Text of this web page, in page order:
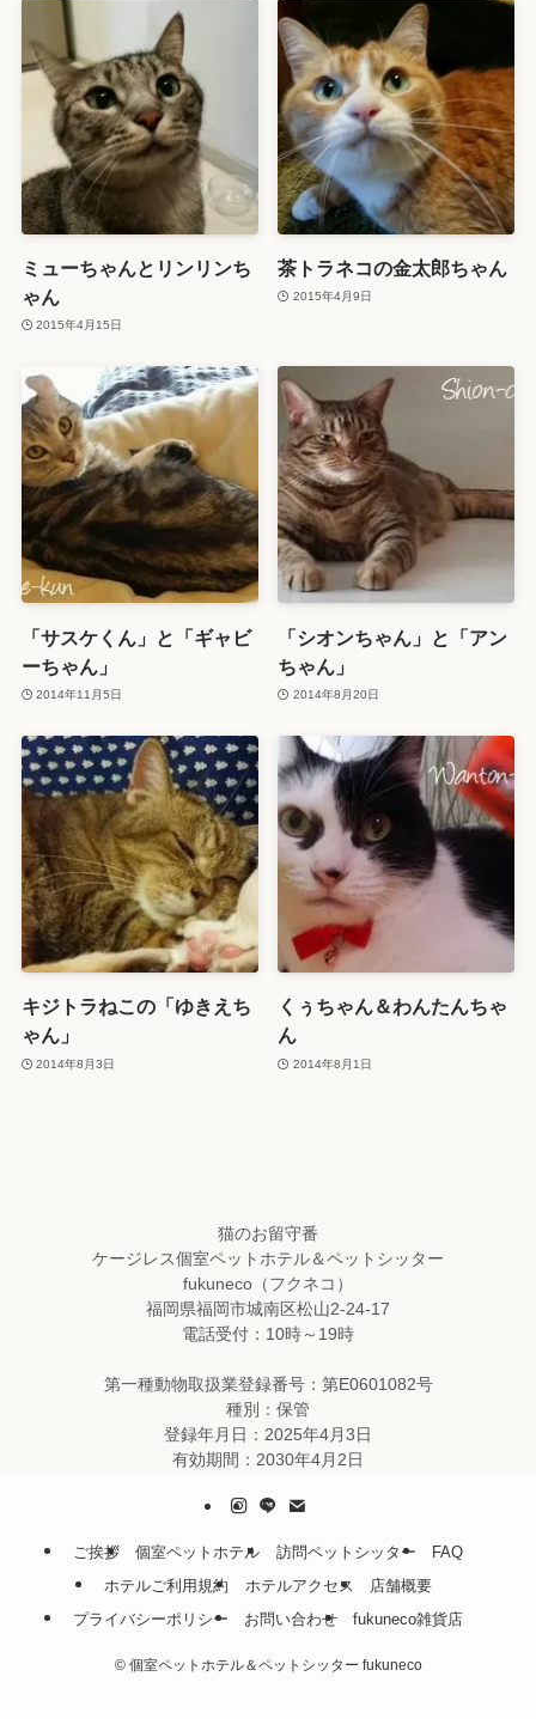
ミューちゃんとリンリンち
ゃん
2015年4月15日
茶トラネコの金太郎ちゃん
2015年4月9日
「サスケくん」と「ギャビ
ーちゃん」
2014年11月5日
「シオンちゃん」と「アン
ちゃん」
2014年8月20日
キジトラねこの「ゆきえち
ゃん」
2014年8月3日
くぅちゃん＆わんたんちゃ
ん
2014年8月1日
猫のお留守番
ケージレス個室ペットホテル＆ペットシッター
fukuneco（フクネコ）
福岡県福岡市城南区松山2-24-17
電話受付：10時～19時
第一種動物取扱業登録番号：第E0601082号
種別：保管
登録年月日：2025年4月3日
有効期間：2030年4月2日
ご挨拶 個室ペットホテル 訪問ペットシッター
FAQ
ホテルご利用規約
ホテルアクセス
店舗概要
プライバシーポリシー
お問い合わせ fukuneco雑貨店
©個室ペットホテル＆ペットシッター fukuneco